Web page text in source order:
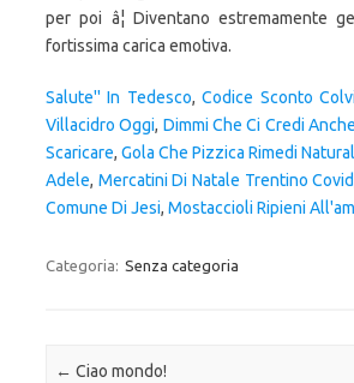
Salute'' In Tedesco,Codice Sconto
Villacidro Oggi, Dimmi Che Ci Credi
Scaricare, Gola Che Pizzica Rimedi
Adele, Mercatini Di Natale Trentino Covid
Comune Di Jesi, Mostaccioli Ripieni
Categoria: Senza categoria
Navigazione articolo
← Ciao mondo!